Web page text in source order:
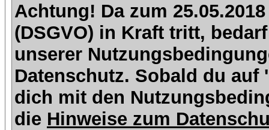
Achtung! Da zum
(DSGVO) in Kraft tritt,
unserer
Datenschutz. Sobald du
dich mit den
die Hinweise zum